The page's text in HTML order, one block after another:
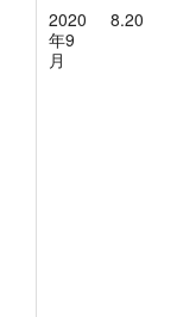
2020
年9
月
8.20